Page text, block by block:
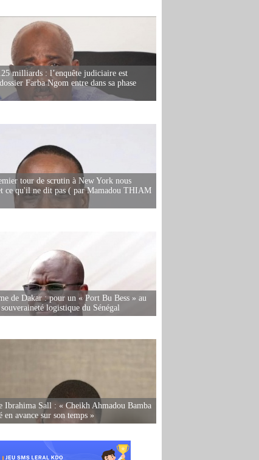
milliards : l’enquête judiciaire est
Farba Ngom entre dans sa phase
tour de scrutin à New York nous
ce qu'il ne dit pas ( par Mamadou THIAM
de Dakar : pour un « Port Bu Bess » au
logistique du Sénégal
Ibrahima Sall : « Cheikh Ahmadou Bamba
en avance sur son temps »